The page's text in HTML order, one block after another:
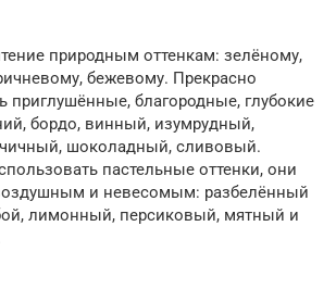
природным оттенкам: зелёному,
бежевому. Прекрасно
приглушённые, благородные, глубокие
бордо, винный, изумрудный,
шоколадный, сливовый.
пастельные оттенки, они
и невесомым: разбелённый
лимонный, персиковый, мятный и